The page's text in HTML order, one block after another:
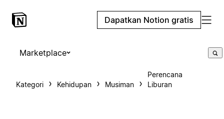
Dapatkan Notion gratis
Marketplace
Kategori Kehidupan Musiman
Perencana
Liburan